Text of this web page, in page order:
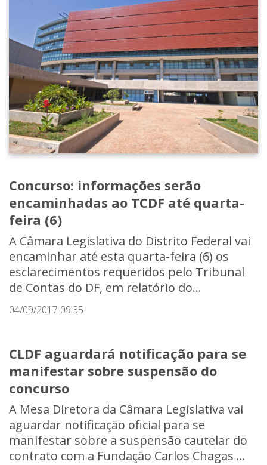
Concurso: informações serão
encaminhadas ao TCDF até quarta-
feira (6)
A Câmara Legislativa do Distrito Federal vai
encaminhar até esta quarta-feira (6) os
esclarecimentos requeridos pelo Tribunal
de Contas do DF, em relatório do...
04/09/2017 09:35
CLDF aguardará notificação para se
manifestar sobre suspensão do
concurso
A Mesa Diretora da Câmara Legislativa vai
aguardar notificação oficial para se
manifestar sobre a suspensão cautelar do
contrato com a Fundação Carlos Chagas ...